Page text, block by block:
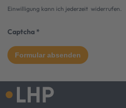
Einwilligung kann ich jederzeit widerrufen.
Captcha *